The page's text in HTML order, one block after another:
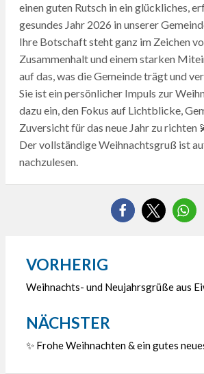
einen guten Rutsch in ein glückliches,
gesundes Jahr 2026 in unserer
Ihre Botschaft steht ganz im Zeichen
Zusammenhalt und einem starken
auf das, was die Gemeinde trägt und
Sie ist ein persönlicher Impuls zur
dazu ein, den Fokus auf Lichtblicke,
Zuversicht für das neue Jahr zu richten
Der vollständige Weihnachtsgruß ist
nachzulesen.
Beitragsnavigation
VORHERIG
Weihnachts- und Neujahrsgrüße aus
NÄCHSTER
✨ Frohe Weihnachten & ein gutes